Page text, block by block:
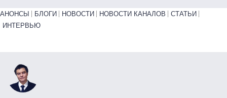
Primary links bottom
АНОНСЫ БЛОГИ НОВОСТИ НОВОСТИ КАНАЛОВ
СТАТЬИ
ИНТЕРВЬЮ